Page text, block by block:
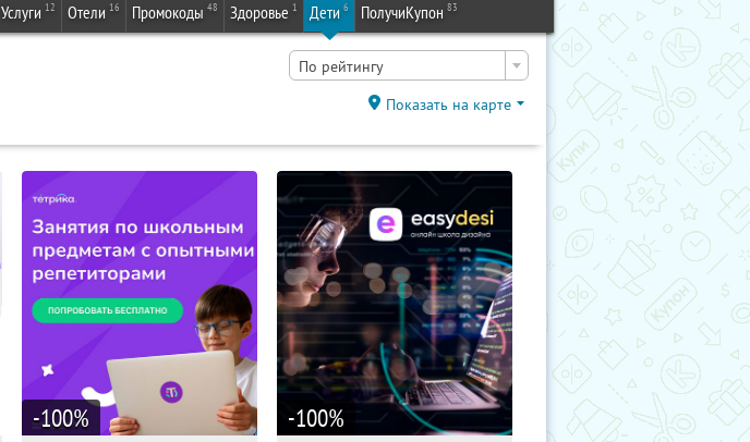
Услуги 12 Отели 16 Промокоды 48 Здоровье 1 Дети 6 ПолучиКупон 83
По рейтингу
Показать на карте
-100% -100%